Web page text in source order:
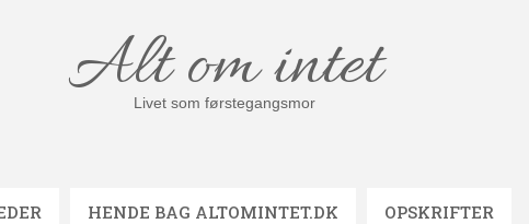
Alt om intet
Livet som førstegangsmor
HENDE BAG ALTOMINTET.DK OPSKRIFTER